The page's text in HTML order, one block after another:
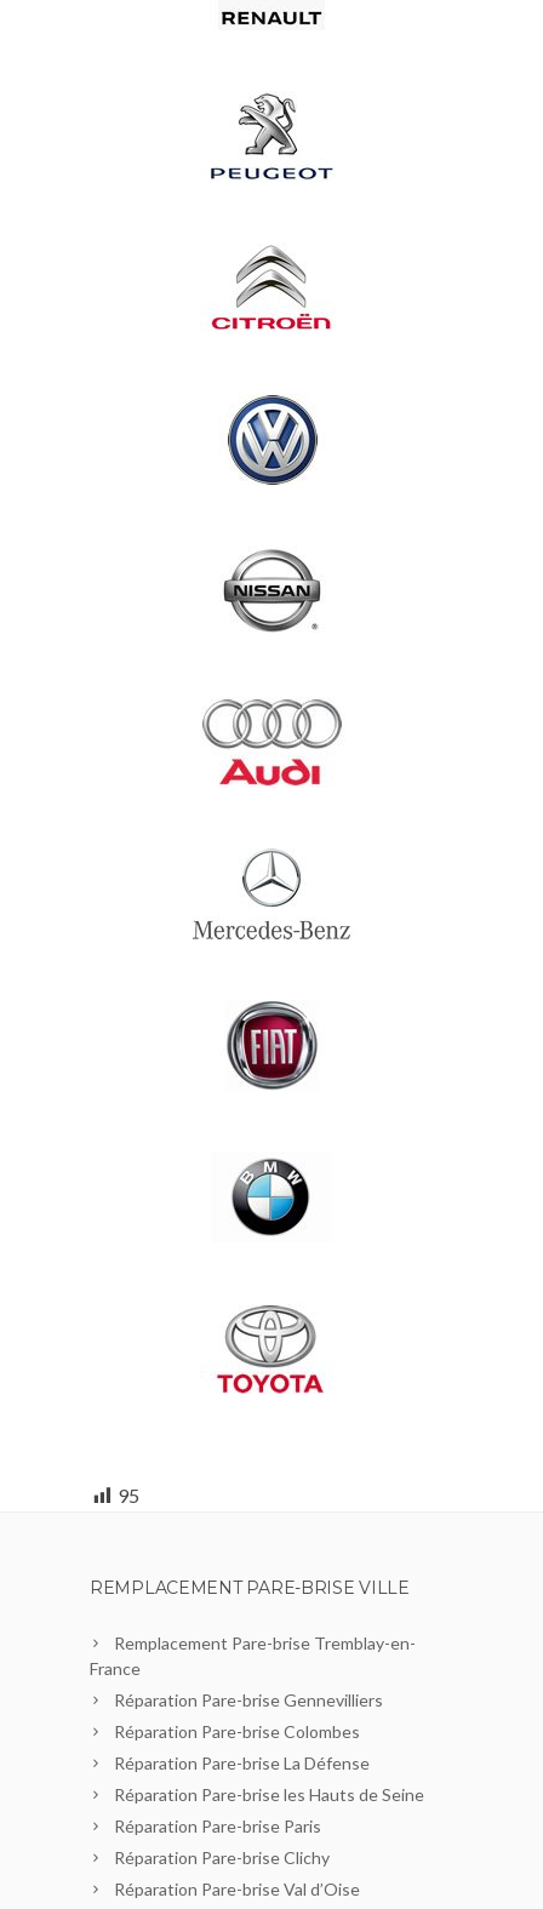
95
REMPLACEMENT PARE-BRISE VILLE
Remplacement Pare-brise Tremblay-en-
France
Réparation Pare-brise Gennevilliers
Réparation Pare-brise Colombes
Réparation Pare-brise La Défense
Réparation Pare-brise les Hauts de Seine
Réparation Pare-brise Paris
Réparation Pare-brise Clichy
Réparation Pare-brise Val d’Oise